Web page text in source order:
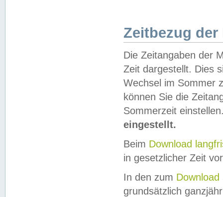
Zeitbezug der
Die Zeitangaben der
Zeit dargestellt. Dies
Wechsel im Sommer
können Sie die
Sommerzeit
eingestellt.
Beim Download
in gesetzlicher Zeit
In den zum Download
grundsätzlich